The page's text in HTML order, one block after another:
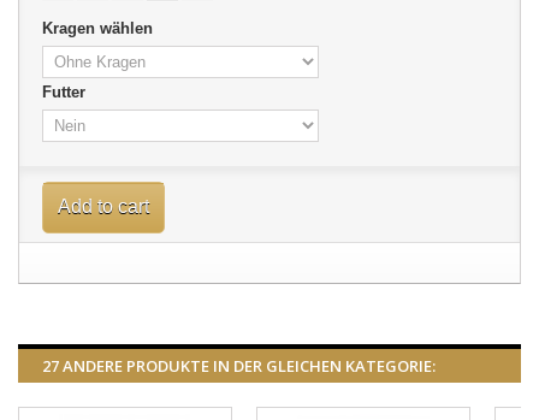
Kragen wählen
Futter
Add to cart
27 ANDERE PRODUKTE IN DER GLEICHEN KATEGORIE: